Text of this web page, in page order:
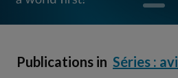
Publications in Séries :